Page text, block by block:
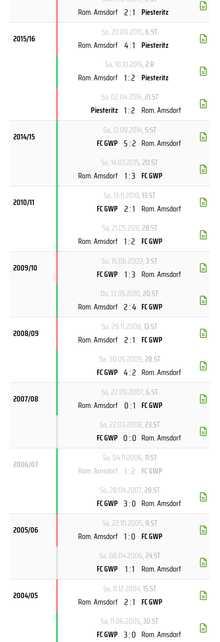
Rom. Amsdorf 2 : 1 Piesteritz
2015/16
So, 20.09.2015, 6.ST
Rom. Amsdorf 4 : 1 Piesteritz
Sa, 10.10.2015, 2.R
Rom. Amsdorf 1 : 2 Piesteritz
Sa, 02.04.2016, 21.ST
Piesteritz 1 : 2 Rom. Amsdorf
2014/15
Sa, 13.09.2014, 5.ST
FC GWP 5 : 2 Rom. Amsdorf
Sa, 14.03.2015, 20.ST
Rom. Amsdorf 1 : 3 FC GWP
2010/11
Sa, 13.11.2010, 13.ST
FC GWP 2 : 1 Rom. Amsdorf
Sa, 21.05.2011, 28.ST
Rom. Amsdorf 1 : 2 FC GWP
2009/10
Sa, 15.08.2009, 3.ST
FC GWP 1 : 3 Rom. Amsdorf
Do, 13.05.2010, 20.ST
Rom. Amsdorf 2 : 4 FC GWP
2008/09
Sa, 29.11.2008, 13.ST
Rom. Amsdorf 2 : 1 FC GWP
Sa, 30.05.2009, 28.ST
FC GWP 4 : 2 Rom. Amsdorf
2007/08
Sa, 22.09.2007, 6.ST
Rom. Amsdorf 0 : 1 FC GWP
Sa, 22.03.2008, 23.ST
FC GWP 0 : 0 Rom. Amsdorf
2006/07
Sa, 04.11.2006, 11.ST
Rom. Amsdorf 1 : 2 FC GWP
Sa, 28.04.2007, 28.ST
FC GWP 3 : 0 Rom. Amsdorf
2005/06
Sa, 22.10.2005, 9.ST
Rom. Amsdorf 1 : 0 FC GWP
Sa, 08.04.2006, 24.ST
FC GWP
1 : 1 Rom. Amsdorf
2004/05
Sa, 11.12.2004, 15.ST
Rom. Amsdorf 2 : 1 FC GWP
Sa, 11.06.2005, 30.ST
FC GWP 3 : 0 Rom. Amsdorf